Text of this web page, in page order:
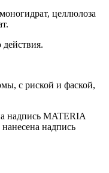
целлюлоза
с риской и фаской,
надпись MATERIA
надпись